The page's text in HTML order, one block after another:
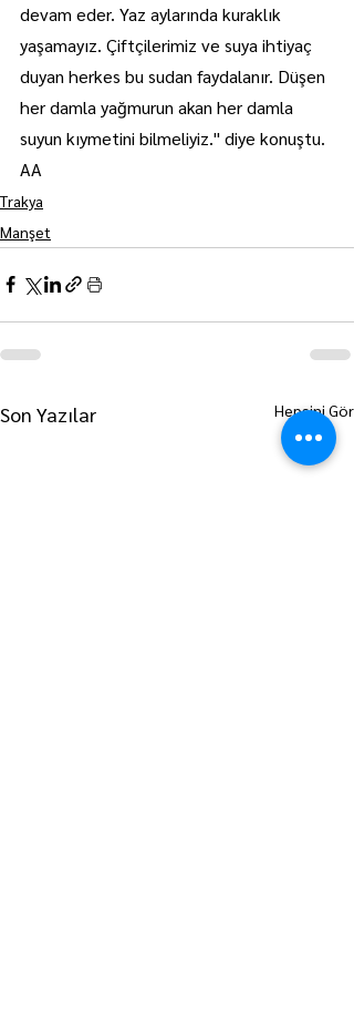
devam eder. Yaz aylarında kuraklık
yaşamayız. Çiftçilerimiz ve suya ihtiyaç
duyan herkes bu sudan faydalanır. Düşen
her damla yağmurun akan her damla
suyun kıymetini bilmeliyiz." diye konuştu.
AA
Trakya
Manşet
Son Yazılar Hepsini Gör